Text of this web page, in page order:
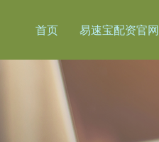
首页 易速宝配资官网